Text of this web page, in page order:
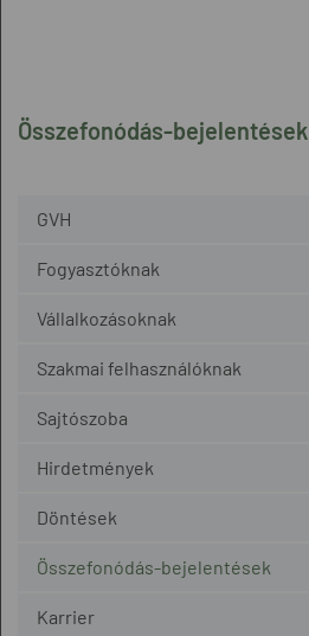
Összefonódás-bejelentések
GVH
Fogyasztóknak
Vállalkozásoknak
Szakmai felhasználóknak
Sajtószoba
Hirdetmények
Döntések
Összefonódás-bejelentések
Karrier